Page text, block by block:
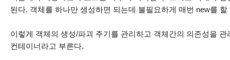
된다. 객체를 하나만 생성하면 되는데 불필요하게 매번 new를
이렇게 객체의 생성/파괴 주기를 관리하고 객체간의 의존성을
컨테이너라고 부른다.